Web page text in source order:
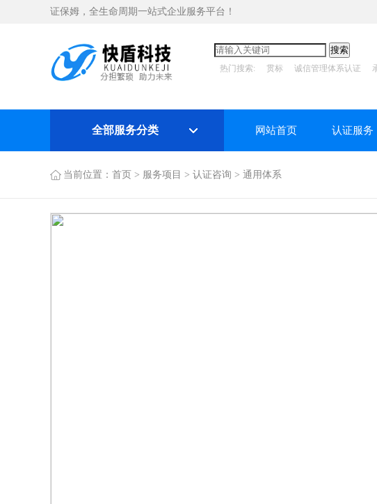
证保姆，全生命周期一站式企业服务平台！
热门搜索: 贯标 诚信管理体系认证
全部服务分类 网站首页 认证服务
当前位置： 首页 > 服务项目 > 认证咨询 > 通用体系